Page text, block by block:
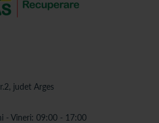
judet Arges
- Vineri: 09:00 - 17:00